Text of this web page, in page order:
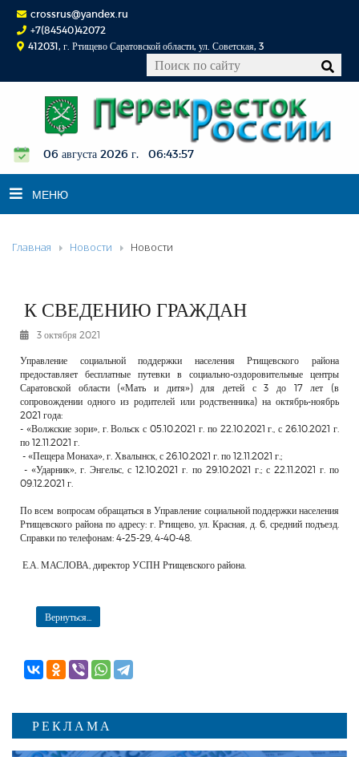
crossrus@yandex.ru
+7(84540)42072
412031, г. Ртищево Саратовской области, ул. Советская, 3
06 августа 2026 г. 06:43:58
МЕНЮ
НОВОСТИ
К СВЕДЕНИЮ
РЕКЛАМОДАТЕЛЯМ
ОБЪЯВЛЕНИЯ
КОНТАКТЫ
Главная Новости Новости
К СВЕДЕНИЮ ГРАЖДАН
3 октября 2021
Управление социальной поддержки населения Ртищевского района
предоставляет бесплатные путевки в социально-оздоровительные центры
Саратовской области («Мать и дитя») для детей с 3 до 17 лет (в
сопровождении одного из родителей или родственника) на октябрь-ноябрь
2021 года:
- «Волжские зори», г. Вольск с 05.10.2021 г. по 22.10.2021 г., с 26.10.2021 г.
по 12.11.2021 г.
- «Пещера Монаха», г. Хвалынск, с 26.10.2021 г. по 12.11.2021 г.;
- «Ударник», г. Энгельс, с 12.10.2021 г. по 29.10.2021 г.; с 22.11.2021 г. по
09.12.2021 г.
По всем вопросам обращаться в Управление социальной поддержки населения
Ртищевского района по адресу: г. Ртищево, ул. Красная, д. 6, средний подъезд.
Справки по телефонам: 4-25-29, 4-40-48.
Е.А. МАСЛОВА, директор УСПН Ртищевского района.
Вернуться...
РЕКЛАМА